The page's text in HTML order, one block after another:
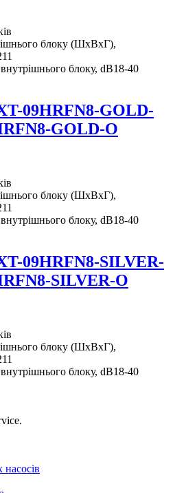
блоку (ШхВхГ),
блоку, dB18-40
09HRFN8-GOLD-
GOLD-O
блоку (ШхВхГ),
блоку, dB18-40
09HRFN8-SILVER-
SILVER-O
блоку (ШхВхГ),
блоку, dB18-40